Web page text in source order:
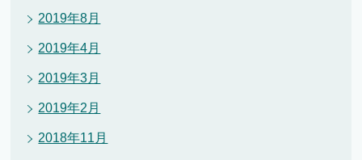
2019年8月
2019年4月
2019年3月
2019年2月
2018年11月